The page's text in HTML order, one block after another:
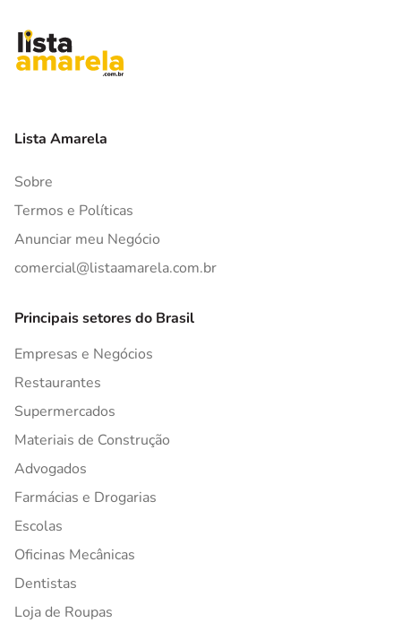
Lista Amarela
Sobre
Termos e Políticas
Anunciar meu Negócio
comercial@listaamarela.com.br
Principais setores do Brasil
Empresas e Negócios
Restaurantes
Supermercados
Materiais de Construção
Advogados
Farmácias e Drogarias
Escolas
Oficinas Mecânicas
Dentistas
Loja de Roupas